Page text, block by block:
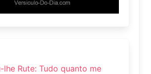
lhe Rute: Tudo quanto me